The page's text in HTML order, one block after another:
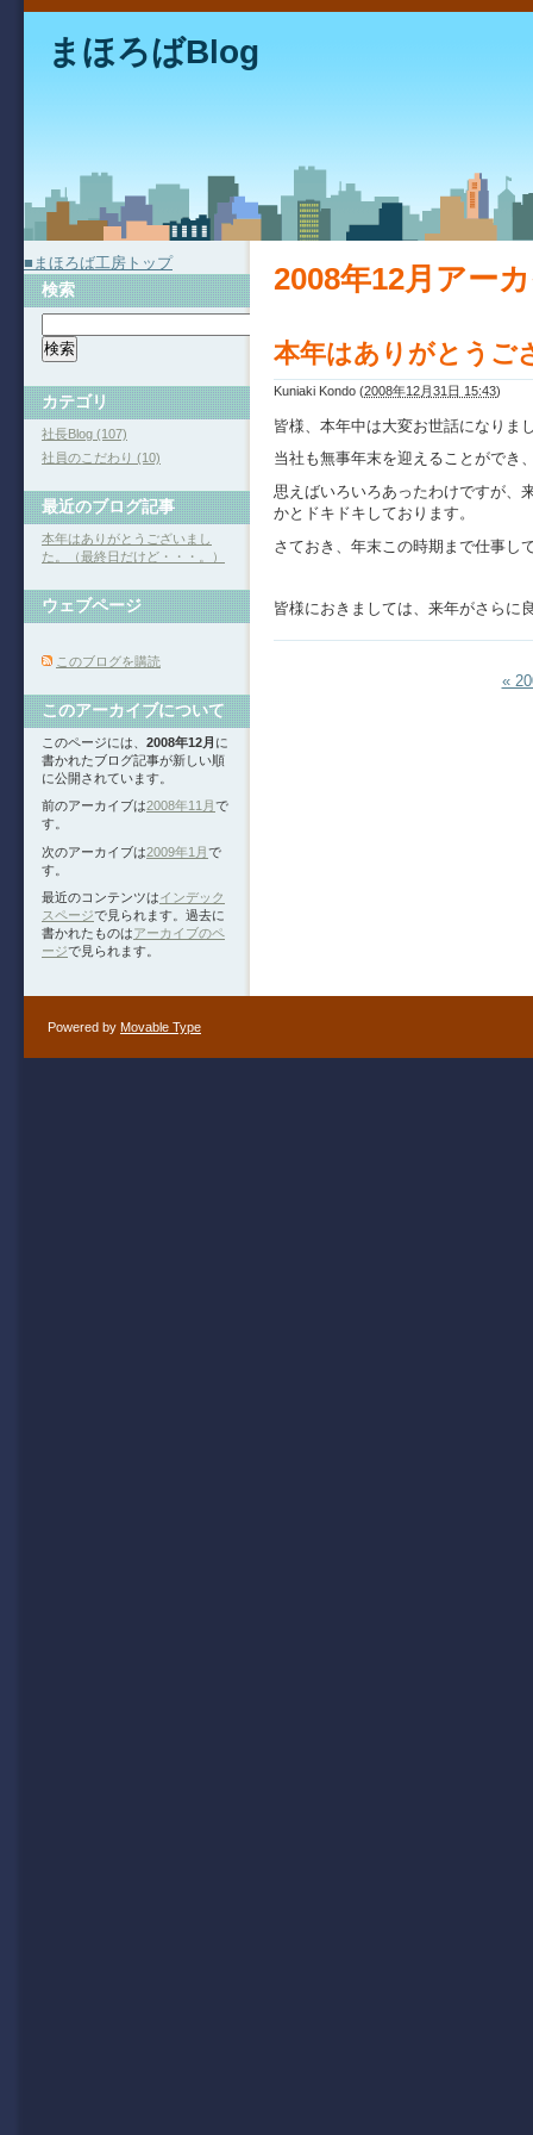
まほろばBlog
2008年12月アー
本年はありがとうご
Kuniaki Kondo (2008年12月31日 15:43)
皆様、本年中は大変お世話になりま
当社も無事年末を迎えることができ
思えばいろいろあったわけですが、
かとドキドキしております。
さておき、年末この時期まで仕事し
皆様におきましては、来年がさらに
«
■まほろば工房トップ
検索
カテゴリ
社長Blog (107)
社員のこだわり (10)
最近のブログ記事
本年はありがとうございまし
た。（最終日だけど・・・。）
ウェブページ
このブログを購読
このアーカイブについて
このページには、 2008年12月 に
書かれたブログ記事が新しい順
に公開されています。
前のアーカイブは2008年11月 で
す。
次のアーカイブは2009年1月で
す。
最近のコンテンツはインデック
スページで見られます。過去に
書かれたものはアーカイブのペ
ージで見られます。
Powered by Movable Type